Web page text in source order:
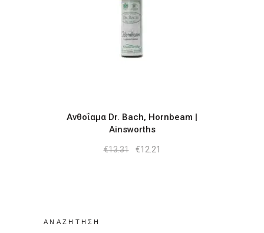
Ανθοΐαμα Dr. Bach, Hornbeam |
Ainsworths
€13.31
Original
€12.21